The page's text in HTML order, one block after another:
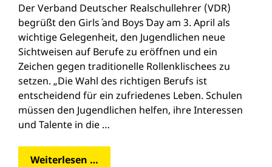
Der Verband Deutscher Realschullehrer (VDR)
begrüßt den Girls´ and Boys´ Day am 3. April als
wichtige Gelegenheit, den Jugendlichen neue
Sichtweisen auf Berufe zu eröffnen und ein
Zeichen gegen traditionelle Rollenklischees zu
setzen. „Die Wahl des richtigen Berufs ist
entscheidend für ein zufriedenes Leben. Schulen
müssen den Jugendlichen helfen, ihre Interessen
und Talente in die …
Weiterlesen …